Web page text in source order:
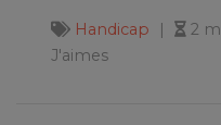
Handicap 2
J'aimes